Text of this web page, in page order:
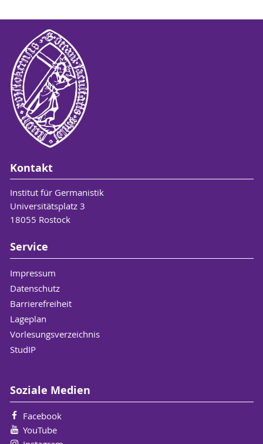
Kontakt
Institut für Germanistik
Universitätsplatz 3
18055 Rostock
Service
Impressum
Datenschutz
Barrierefreiheit
Lageplan
Vorlesungsverzeichnis
StudIP
Soziale Medien
Facebook
YouTube